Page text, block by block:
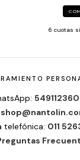
6 cuotas
telefónica: 011